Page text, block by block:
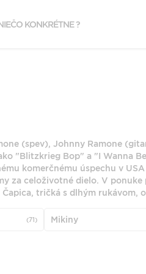
(spev), Johnny Ramone
"Blitzkrieg Bop" a "I Wanna
komerčnému úspechu v
za celoživotné dielo. V
tričká s dlhým rukávom,
(71) Mikiny